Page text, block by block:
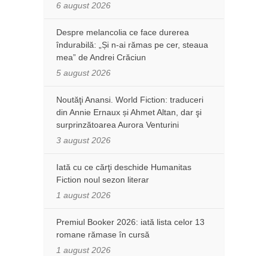
6 august 2026
Despre melancolia ce face durerea
îndurabilă: „Și n-ai rămas pe cer, steaua
mea” de Andrei Crăciun
5 august 2026
Noutăţi Anansi. World Fiction: traduceri
din Annie Ernaux și Ahmet Altan, dar şi
surprinzătoarea Aurora Venturini
3 august 2026
Iată cu ce cărţi deschide Humanitas
Fiction noul sezon literar
1 august 2026
Premiul Booker 2026: iată lista celor 13
romane rămase în cursă
1 august 2026